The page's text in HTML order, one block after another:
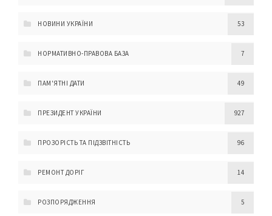
НОВИНИ УКРАЇНИ 53
НОРМАТИВНО-ПРАВОВА БАЗА 7
ПАМ'ЯТНІ ДАТИ 49
ПРЕЗИДЕНТ УКРАЇНИ 927
ПРОЗОРІСТЬ ТА ПІДЗВІТНІСТЬ 96
РЕМОНТ ДОРІГ 14
РОЗПОРЯДЖЕННЯ 5